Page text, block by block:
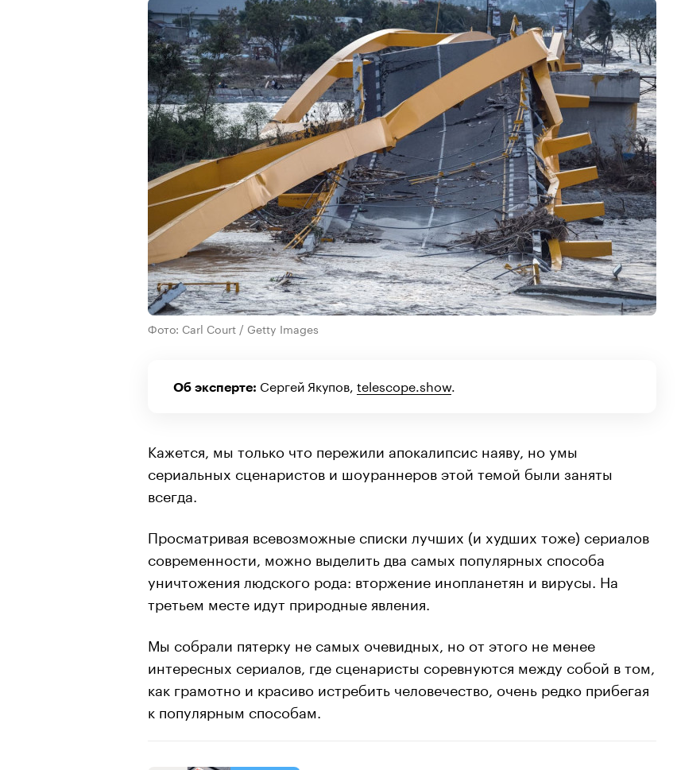
Фото: Carl Court / Getty Images
Об эксперте: Сергей Якупов, telescope.show.
Кажется, мы только что пережили апокалипсис наяву, но умы
сериальных сценаристов и шоураннеров этой темой были заняты
всегда.
Просматривая всевозможные списки лучших (и худших тоже) сериалов
современности, можно выделить два самых популярных способа
уничтожения людского рода: вторжение инопланетян и вирусы. На
третьем месте идут природные явления.
Мы собрали пятерку не самых очевидных, но от этого не менее
интересных сериалов, где сценаристы соревнуются между собой в том,
как грамотно и красиво истребить человечество, очень редко прибегая
к популярным способам.